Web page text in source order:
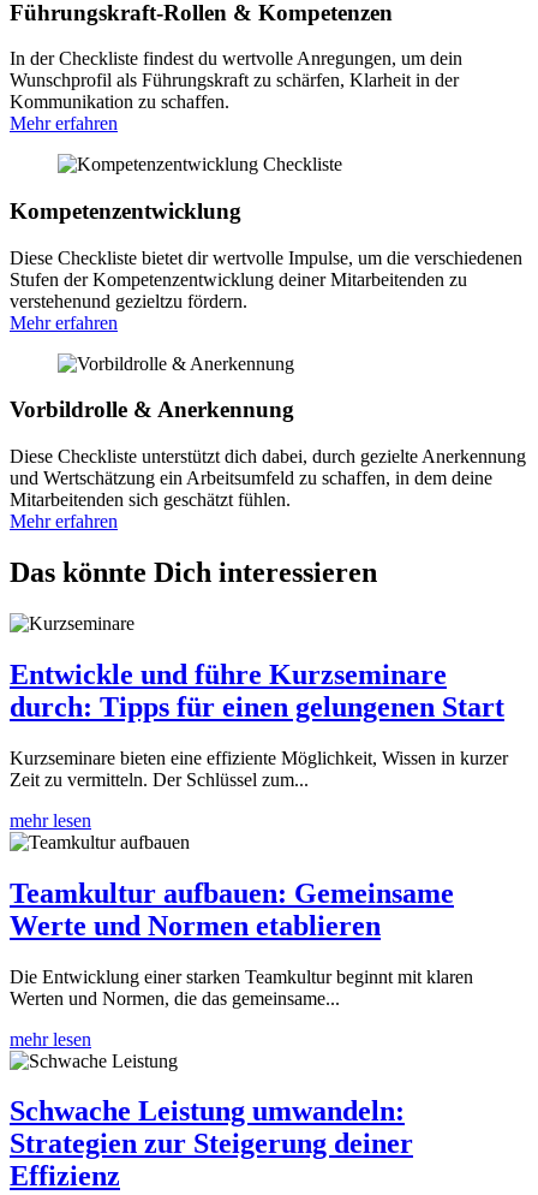
Führungskraft-Rollen & Kompetenzen
In der Checkliste findest du wertvolle Anregungen, um dein
Wunschprofil als Führungskraft zu schärfen, Klarheit in der
Kommunikation zu schaffen.
Mehr erfahren
Kompetenzentwicklung
Diese Checkliste bietet dir wertvolle Impulse, um die verschiedenen
Stufen der Kompetenzentwicklung deiner Mitarbeitenden zu
verstehenund gezieltzu fördern.
Mehr erfahren
Vorbildrolle & Anerkennung
Diese Checkliste unterstützt dich dabei, durch gezielte Anerkennung
und Wertschätzung ein Arbeitsumfeld zu schaffen, in dem deine
Mitarbeitenden sich geschätzt fühlen.
Mehr erfahren
Das könnte Dich interessieren
Entwickle und führe Kurzseminare
durch: Tipps für einen gelungenen Start
Kurzseminare bieten eine effiziente Möglichkeit, Wissen in kurzer
Zeit zu vermitteln. Der Schlüssel zum...
mehr lesen
Teamkultur aufbauen: Gemeinsame
Werte und Normen etablieren
Die Entwicklung einer starken Teamkultur beginnt mit klaren
Werten und Normen, die das gemeinsame...
mehr lesen
Schwache Leistung umwandeln:
Strategien zur Steigerung deiner
Effizienz